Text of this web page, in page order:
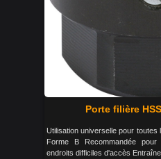
Porte filière
Utilisation universelle pour
Forme B Recommandée
endroits difficiles d'accès